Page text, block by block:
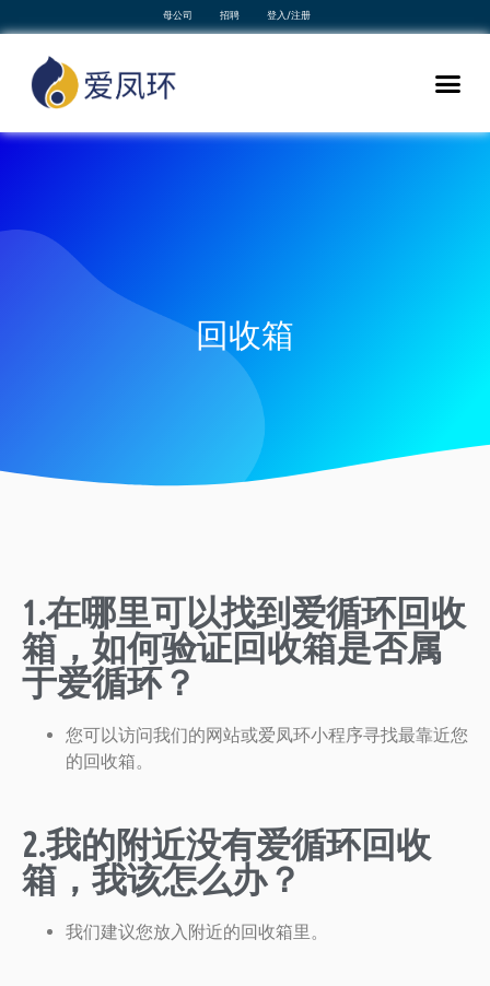
母公司 招聘 登入/注册
回收箱
1.在哪里可以找到爱循环回收
箱，如何验证回收箱是否属
于爱循环？
您可以访问我们的网站或爱凤环小程序寻找最靠近您
的回收箱。
2.我的附近没有爱循环回收
箱，我该怎么办？
我们建议您放入附近的回收箱里。